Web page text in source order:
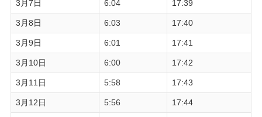
3月7日 6:04 17:39
3月8日 6:03 17:40
3月9日 6:01 17:41
3月10日 6:00 17:42
3月11日 5:58 17:43
3月12日 5:56 17:44